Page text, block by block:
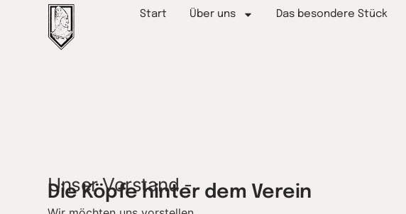
Start Über uns Das besondere Stück
Unser Vorstand -
Die Köpfe hinter dem Verein